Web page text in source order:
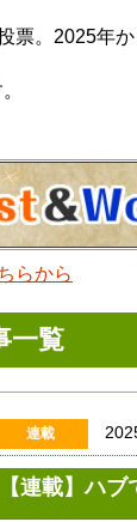
票。2025年
らから
一覧
連載
【連載】ハ